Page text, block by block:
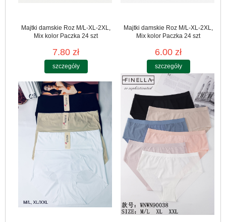
Majtki damskie Roz M/L-XL-2XL,
Mix kolor Paczka 24 szt
7.80 zł
szczegóły
Majtki damskie Roz M/L-XL-2XL,
Mix kolor Paczka 24 szt
6.00 zł
szczegóły